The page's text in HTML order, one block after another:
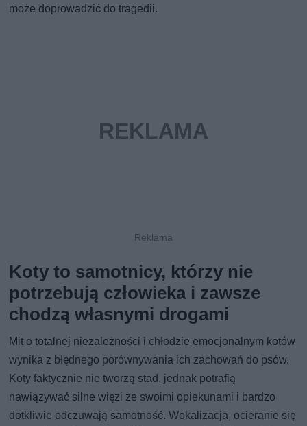
może doprowadzić do tragedii.
Koty to samotnicy, którzy nie
potrzebują człowieka i zawsze
chodzą własnymi drogami
Mit o totalnej niezależności i chłodzie emocjonalnym kotów
wynika z błędnego porównywania ich zachowań do psów.
Koty faktycznie nie tworzą stad, jednak potrafią
nawiązywać silne więzi ze swoimi opiekunami i bardzo
dotkliwie odczuwają samotność. Wokalizacja, ocieranie się